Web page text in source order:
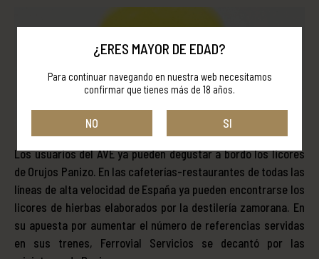
Los usuarios del AVE ya pueden degustar a bordo los licores
de Orujos Panizo. En las cafeterías-restaurantes de todas las
líneas de alta velocidad de España ya pueden encontrarse los
licores de hierbas elaborados por la destilería zamorana. En
su apuesta por aumentar el número de referencias servidas
en sus trenes, Ferrovial Servicios se decantó por las
¿ERES MAYOR DE EDAD?
Para continuar navegando en nuestra web necesitamos
confirmar que tienes más de 18 años.
NO SI